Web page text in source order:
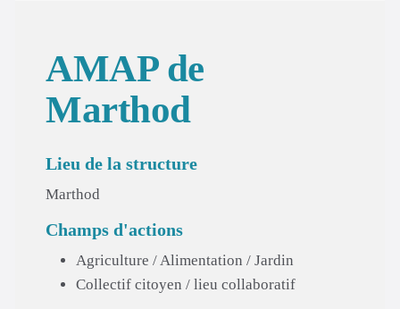
AMAP de
Marthod
Lieu de la structure
Marthod
Champs d'actions
Agriculture / Alimentation / Jardin
Collectif citoyen / lieu collaboratif